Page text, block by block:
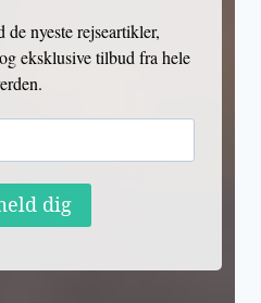
nyeste rejseartikler,
eksklusive tilbud fra hele
dig